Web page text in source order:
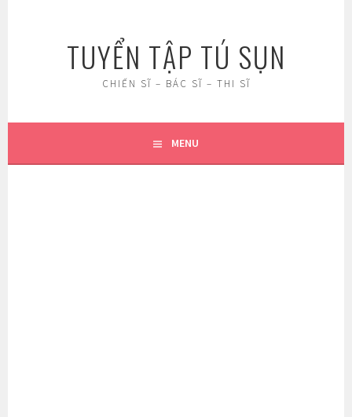
TUYỂN TẬP TÚ SỤN
CHIẾN SĨ – BÁC SĨ – THI SĨ
MENU